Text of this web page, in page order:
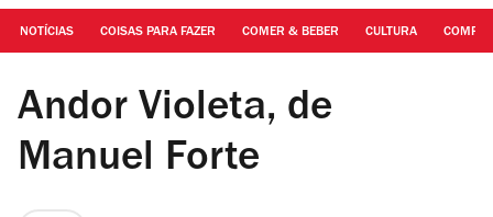
NOTÍCIAS COISAS PARA FAZER COMER & BEBER CULTURA
© Carbonara Studio | Andor Violeta, Manuel Forte
Andor Violeta, de
Manuel Forte